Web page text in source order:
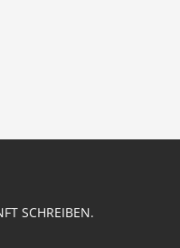
SCHREIBEN.